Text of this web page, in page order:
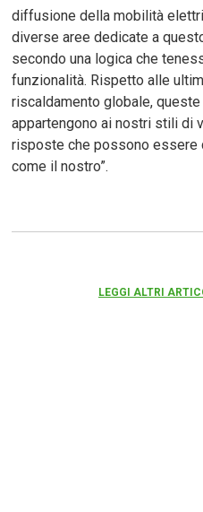
diffusione della mobilità
diverse aree dedicate a
secondo una logica che
funzionalità. Rispetto alle
riscaldamento globale,
appartengono ai nostri stili di
risposte che possono essere
come il nostro”.
LEGGI ALTRI